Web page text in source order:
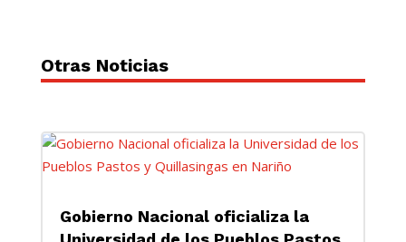
Otras Noticias
Gobierno Nacional oficializa la